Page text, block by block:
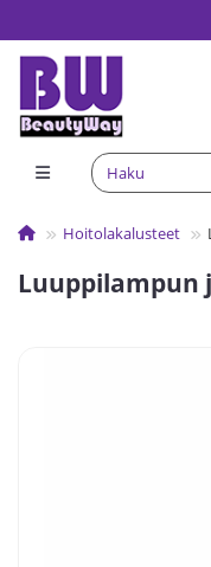
Hoitolakalusteet
Luuppilampun